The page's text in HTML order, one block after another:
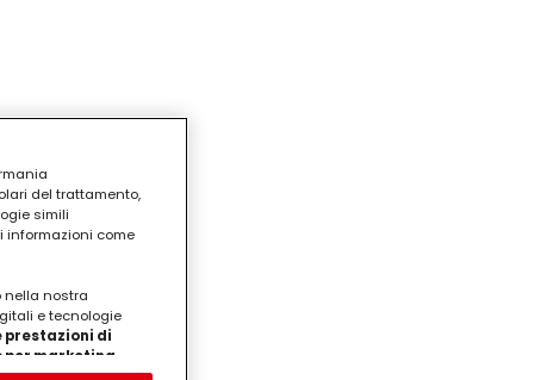
del trattamento,
simili
informazioni come
nella nostra
e tecnologie
prestazioni di
per marketing